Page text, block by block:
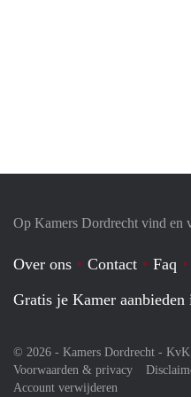
Op Kamers Dordrecht vind en
Over ons Contact Faq
Gratis je Kamer
© 2026 - Kamers Dordrecht -
Voorwaarden & privacy
Account verwijderen